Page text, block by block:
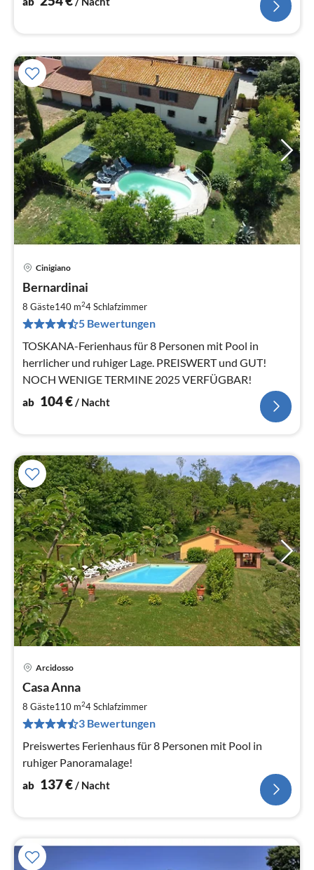
Cinigiano
Bernardinai
8 Gäste140 m24Schlafzimmer
5 Bewertungen
TOSKANA-Ferienhaus für 8 Personen mit Pool in
herrlicher und ruhiger Lage. PREISWERT und GUT!
NOCH WENIGE TERMINE 2025 VERFÜGBAR!
ab 104€/ Nacht
Arcidosso
Casa Anna
8 Gäste110 m24Schlafzimmer
3 Bewertungen
Preiswertes Ferienhaus für 8 Personen mit Pool in
ruhiger Panoramalage!
ab 137€/ Nacht